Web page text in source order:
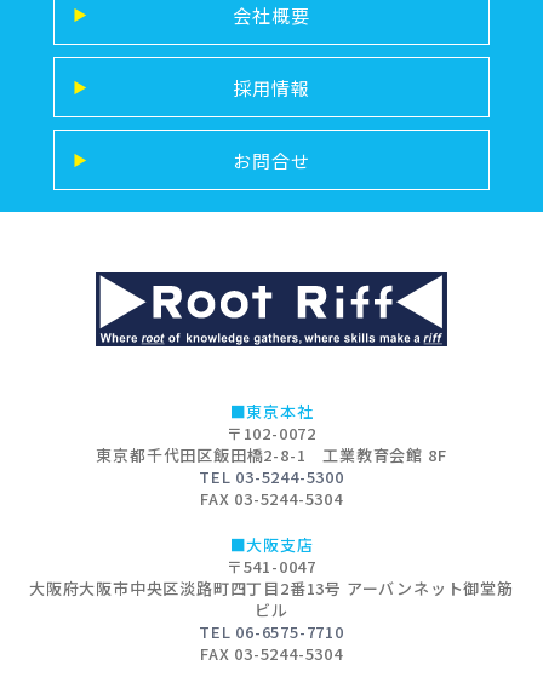
▶ 会社概要
▶ 採用情報
▶ お問合せ
■東京本社
〒102-0072
東京都千代田区飯田橋2-8-1 工業教育会館 8F
TEL 03-5244-5300
FAX 03-5244-5304
■大阪支店
〒541-0047
大阪府大阪市中央区淡路町四丁目2番13号 アーバンネット御堂筋
ビル
TEL 06-6575-7710
FAX 03-5244-5304